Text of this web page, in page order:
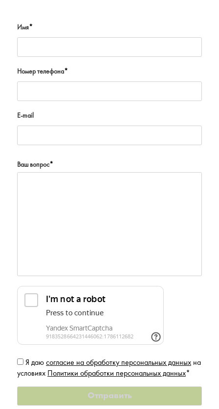
Имя*
Номер телефона*
E-mail
Ваш вопрос*
Я даю согласие на обработку персональных данных на
условиях Политики обработки персональных данных*